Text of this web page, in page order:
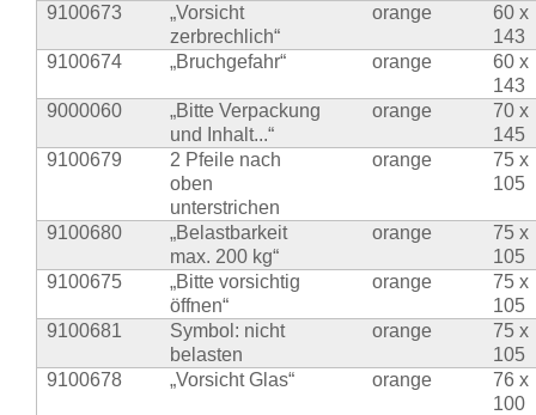
9100673
„Vorsicht
zerbrechlich“
orange
60 x
143
9100674
„Bruchgefahr“ orange
60 x
143
9000060
„Bitte Verpackung
und Inhalt...“
orange
70 x
145
9100679
2 Pfeile nach
oben
unterstrichen
orange
75 x
105
9100680
„Belastbarkeit
max. 200 kg“
orange
75 x
105
9100675
„Bitte vorsichtig
öffnen“
orange
75 x
105
9100681
Symbol: nicht
belasten
orange
75 x
105
9100678
„Vorsicht Glas“ orange
76 x
100